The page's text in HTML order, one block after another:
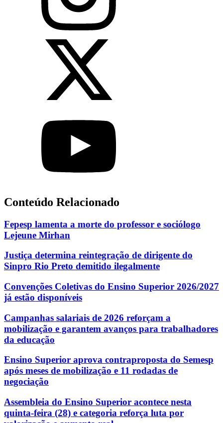
Conteúdo Relacionado
Fepesp lamenta a morte do professor e sociólogo
Lejeune Mirhan
Justiça determina reintegração de dirigente do
Sinpro Rio Preto demitido ilegalmente
Convenções Coletivas do Ensino Superior 2026/2027
já estão disponíveis
Campanhas salariais de 2026 reforçam a
mobilização e garantem avanços para trabalhadores
da educação
Ensino Superior aprova contraproposta do Semesp
após meses de mobilização e 11 rodadas de
negociação
Assembleia do Ensino Superior acontece nesta
quinta-feira (28) e categoria reforça luta por